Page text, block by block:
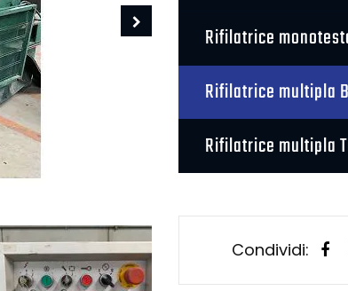
Rifilatrice
Rifilatrice multipla
Rifilatrice multipla
Condividi: